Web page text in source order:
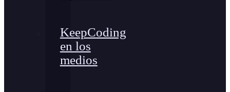
KeepCoding
en los
medios